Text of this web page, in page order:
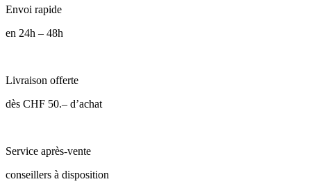
Envoi rapide
en 24h – 48h
Livraison offerte
dès CHF 50.– d’achat
Service après-vente
conseillers à disposition